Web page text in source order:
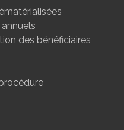
des bénéficiaires